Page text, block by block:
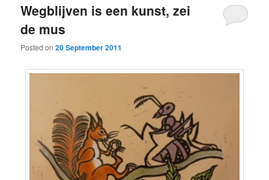
Wegblijven is een kunst, zei
de mus
Posted on20 September 2011